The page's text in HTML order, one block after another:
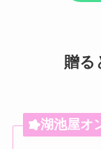
贈る
湖池屋オ